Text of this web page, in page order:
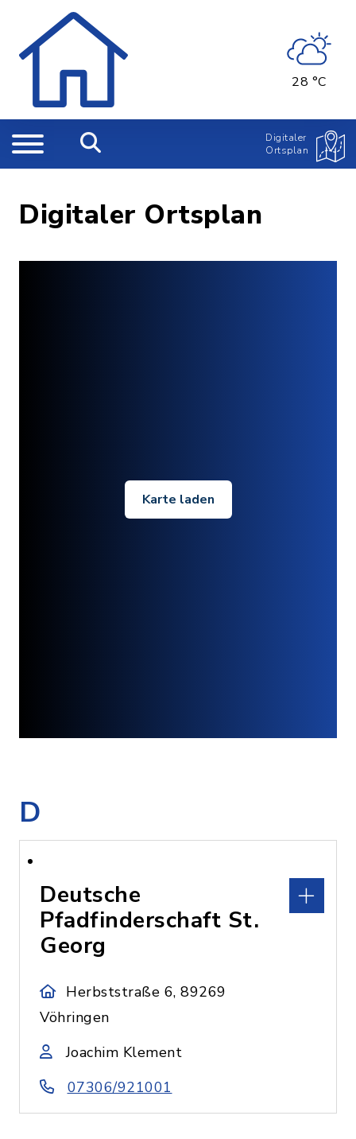
28 °C
Digitaler
Ortsplan
Digitaler Ortsplan
Karte laden
D
Deutsche
Pfadfinderschaft St.
Georg
Herbststraße 6, 89269
Vöhringen
Joachim Klement
07306/921001